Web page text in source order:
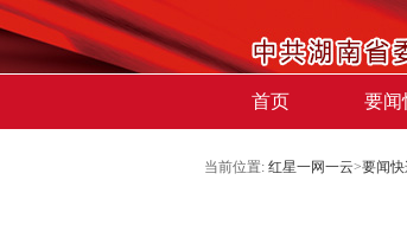
首页 要闻
当前位置: 红星一网一云>要闻快